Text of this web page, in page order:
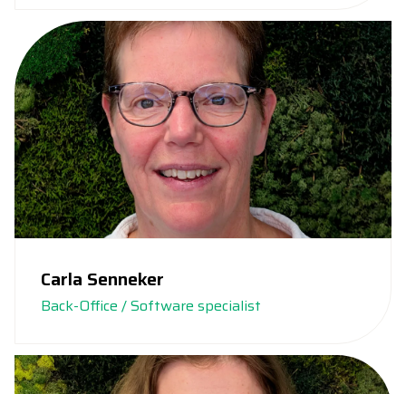
Back-Office / Software specialist
Carla Senneker